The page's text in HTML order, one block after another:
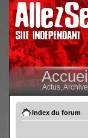
Actus,
Index du forum